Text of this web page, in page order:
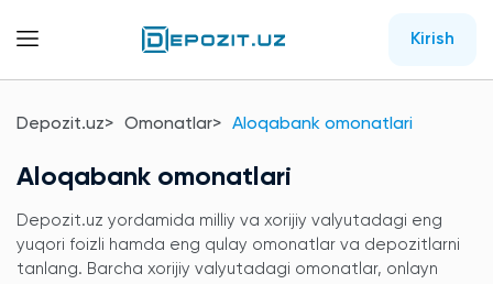
Kirish
Depozit.uz Omonatlar Aloqabank omonatlari
Aloqabank omonatlari
Depozit.uz yordamida milliy va xorijiy valyutadagi eng
yuqori foizli hamda eng qulay omonatlar va depozitlarni
tanlang. Barcha xorijiy valyutadagi omonatlar, onlayn